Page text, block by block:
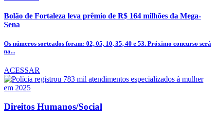
Bolão de Fortaleza leva prêmio de R$ 164 milhões da Mega-
Sena
Os números sorteados foram: 02, 05, 10, 35, 40 e 53. Próximo concurso será
na...
ACESSAR
Direitos Humanos/Social